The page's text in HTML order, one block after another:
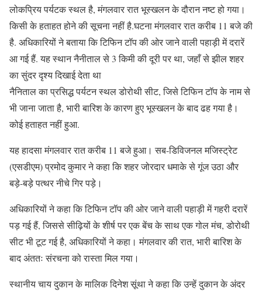
लोकप्रिय पर्यटक स्थल है, मंगलवार रात भूस्खलन के दौरान नष्ट हो गया।
किसी के हताहत होने की सूचना नहीं है.घटना मंगलवार रात करीब 11 बजे की
है. अधिकारियों ने बताया कि टिफिन टॉप की ओर जाने वाली पहाड़ी में दरारें
आ गई हैं. यह स्थान नैनीताल से 3 किमी की दूरी पर था, जहाँ से झील शहर
का सुंदर दृश्य दिखाई देता था
नैनिताल का प्रसिद्ध पर्यटन स्थल डोरोथी सीट, जिसे टिफिन टॉप के नाम से
भी जाना जाता है, भारी बारिश के कारण हुए भूस्खलन के बाद ढह गया है।
कोई हताहत नहीं हुआ.
यह हादसा मंगलवार रात करीब 11 बजे हुआ। सब-डिविजनल मजिस्ट्रेट
(एसडीएम) प्रमोद कुमार ने कहा कि शहर जोरदार धमाके से गूंज उठा और
बड़े-बड़े पत्थर नीचे गिर पड़े।
अधिकारियों ने कहा कि टिफिन टॉप की ओर जाने वाली पहाड़ी में गहरी दरारें
पड़ गई हैं, जिससे सीढ़ियों के शीर्ष पर एक बेंच के साथ एक गोल मंच, डोरोथी
सीट भी टूट गई है, अधिकारियों ने कहा। मंगलवार की रात, भारी बारिश के
बाद अंततः संरचना को रास्ता मिल गया।
स्थानीय चाय दुकान के मालिक दिनेश सूंथा ने कहा कि उन्हें दुकान के अंदर